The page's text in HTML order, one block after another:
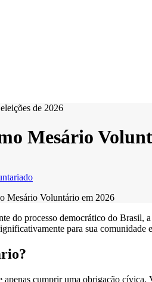
Mesário
Mesário Voluntário em 2026
do processo democrático do Brasil, a
para sua comunidade
cumprir uma obrigação